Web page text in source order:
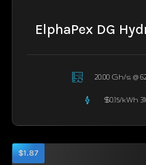
ElphaPex DG
20.00 Gh/s @
$0.15/kWh
$1.87